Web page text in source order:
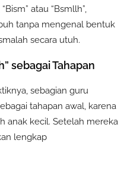
atau “Bsmllh”,
tanpa mengenal bentuk
secara utuh.
sebagai Tahapan
sebagian guru
tahapan awal, karena
anak kecil. Setelah mereka
lengkap